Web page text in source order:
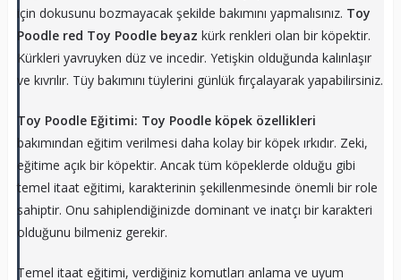
için dokusunu bozmayacak şekilde bakımını yapmalısınız. Toy
Poodle red Toy Poodle beyaz kürk renkleri olan bir köpektir.
Kürkleri yavruyken düz ve incedir. Yetişkin olduğunda kalınlaşır
ve kıvrılır. Tüy bakımını tüylerini günlük fırçalayarak yapabilirsiniz.
Toy Poodle Eğitimi: Toy Poodle köpek özellikleri
bakımından eğitim verilmesi daha kolay bir köpek ırkıdır. Zeki,
eğitime açık bir köpektir. Ancak tüm köpeklerde olduğu gibi
temel itaat eğitimi, karakterinin şekillenmesinde önemli bir role
sahiptir. Onu sahiplendiğinizde dominant ve inatçı bir karakteri
olduğunu bilmeniz gerekir.
Temel itaat eğitimi, verdiğiniz komutları anlama ve uyum